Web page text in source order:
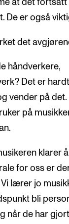
at det fortsatt
De er også
det
håndverkere,
Det er hardt
vender på det.
på
klarer å
for oss er
lærer jo
bli
når de har